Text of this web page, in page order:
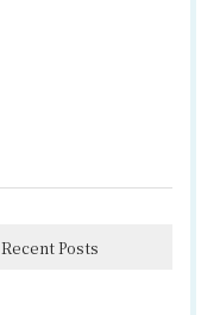
Recent Posts